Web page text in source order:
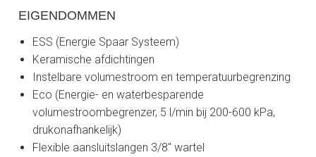
EIGENDOMMEN
ESS (Energie Spaar Systeem)
Keramische afdichtingen
Instelbare volumestroom en temperatuurbegrenzing
Eco (Energie- en waterbesparende
volumestroombegrenzer, 5 l/min bij 200-600 kPa,
drukonafhankelijk)
Flexible aansluitslangen 3/8" wartel